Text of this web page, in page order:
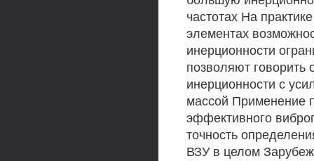
частотах На
элементах
инерционности
позволяют говорить
инерционности с
массой Применение
эффективного
точность
ВЗУ в целом